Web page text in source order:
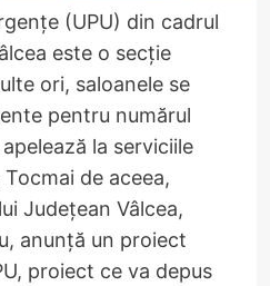
(UPU) din cadrul
este o secție
ori, saloanele se
pentru numărul
la serviciile
de aceea,
Județean Vâlcea,
anunță un proiect
proiect ce va depus